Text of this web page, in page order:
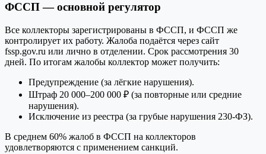
ФССП — основной регулятор
Все коллекторы зарегистрированы в ФССП, и ФССП же
контролирует их работу. Жалоба подаётся через сайт
fssp.gov.ru или лично в отделении. Срок рассмотрения 30
дней. По итогам жалобы коллектор может получить:
Предупреждение (за лёгкие нарушения).
Штраф 20 000–200 000 ₽ (за повторные или средние
нарушения).
Исключение из реестра (за грубые нарушения 230-ФЗ).
В среднем 60% жалоб в ФССП на коллекторов
удовлетворяются с применением санкций.